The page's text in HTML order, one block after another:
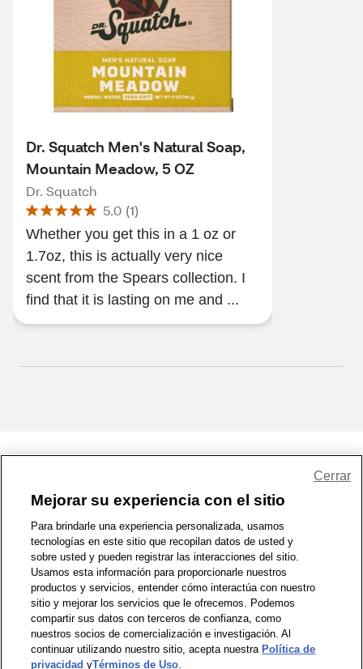
Dr. Squatch Men's Natural Soap,
Mountain Meadow, 5 OZ
Dr. Squatch
5.0 (1)
Whether you get this in a 1 oz or
1.7oz, this is actually very nice
scent from the Spears collection. I
find that it is lasting on me and ...
1-800-679-9691 | Contáctenos | Términos de Uso | Accesibilidad
Política de Privacidad | WA Privacy Policy | Mapa del sitio
Zona de Bienestar | © 1999 - 2026 CVS.com
Mejorar su experiencia con el sitio
Para brindarle una experiencia personalizada, usamos
tecnologías en este sitio que recopilan datos de usted y
sobre usted y pueden registrar las interacciones del sitio.
Usamos esta información para proporcionarle nuestros
productos y servicios, entender cómo interactúa con nuestro
sitio y mejorar los servicios que le ofrecemos. Podemos
compartir sus datos con terceros de confianza, como
nuestros socios de comercialización e investigación. Al
continuar utilizando nuestro sitio, acepta nuestra Política de
privacidad yTérminos de Uso.
Cerrar